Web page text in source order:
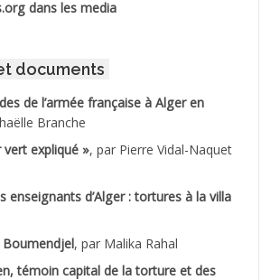
dans les media
documents
de l’armée française à Alger en
Branche
vert expliqué », par Pierre Vidal-Naquet
enseignants d’Alger : tortures à la villa
Boumendjel, par Malika Rahal
témoin capital de la torture et des